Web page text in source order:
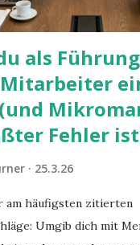
als
Fehler
25.3.26
am häufigsten zitierten
Umgib dich mit